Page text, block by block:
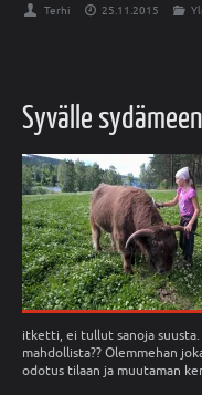
Terhi 25.11.2015
Syvälle
itketti, ei tullut sanoja
mahdollista?? Olemmehan
odotus tilaan ja muutaman